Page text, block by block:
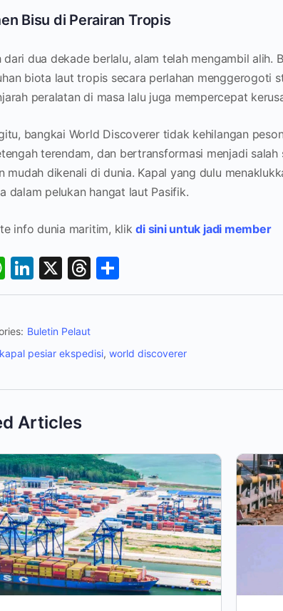
Bisu di Perairan Tropis
dari dua dekade berlalu, alam telah mengambil alih.
biota laut tropis secara perlahan menggerogoti
peralatan di masa lalu juga mempercepat
bangkai World Discoverer tidak kehilangan
terendam, dan bertransformasi menjadi
mudah dikenali di dunia. Kapal yang dulu
dalam pelukan hangat laut Pasifik.
info dunia maritim, klikdi sini untuk jadi member
WhatsApp
LinkedIn
X Threads
Buletin Pelaut
kapal pesiar ekspedisi, world discoverer
Articles